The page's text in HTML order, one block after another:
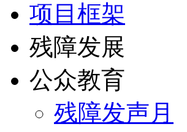
项目框架
残障发展
公众教育
残障发声月